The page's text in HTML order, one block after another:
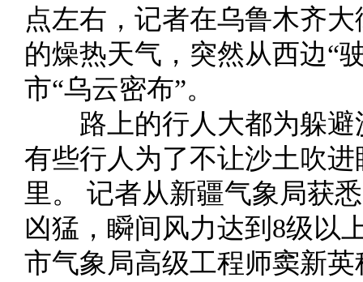
点左右，记者在乌鲁木齐
的燥热天气，突然从西边“
市“乌云密布”。
路上的行人大都为躲避
有些行人为了不让沙土吹
里。 记者从新疆气象局获
凶猛，瞬间风力达到8级以
市气象局高级工程师窦新